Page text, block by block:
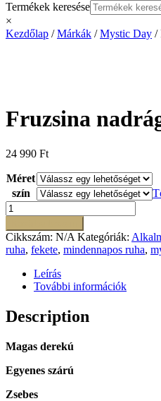
Termékek keresése
×
Kezdőlap /Márkák /Mystic Day /
Fruzsina
24 990 Ft
Méret
szín
Fruzsina
nadrág
mennyiség
Cikkszám: N/A Kategóriák:
ruha, fekete, mindennapos ruha,
Leírás
További információk
Description
Magas derekú
Egyenes szárú
Zsebes